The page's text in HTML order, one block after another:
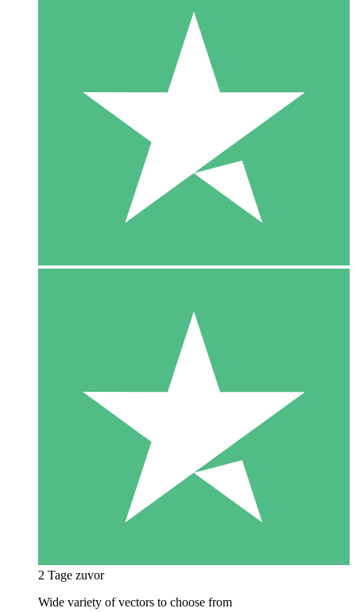
2 Tage zuvor
Wide variety of vectors to choose from